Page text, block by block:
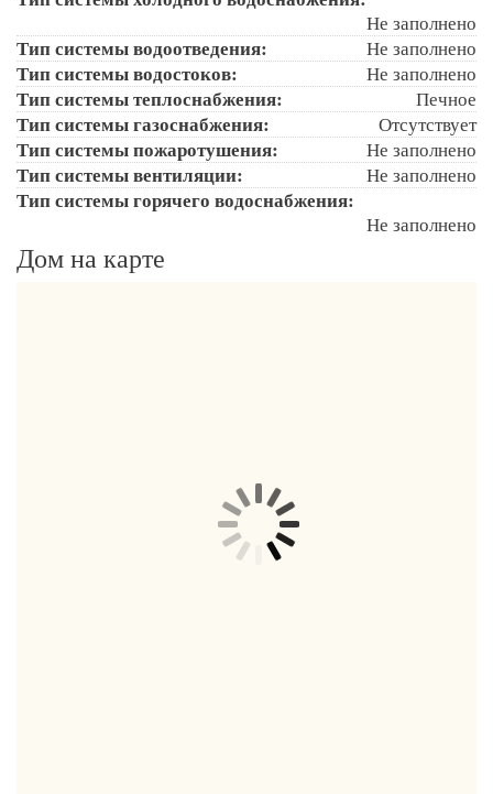
Не заполнено
Тип системы водоотведения: Не заполнено
Тип системы водостоков: Не заполнено
Тип системы теплоснабжения: Печное
Тип системы газоснабжения: Отсутствует
Тип системы пожаротушения: Не заполнено
Тип системы вентиляции: Не заполнено
Тип системы горячего водоснабжения:
Не заполнено
Дом на карте